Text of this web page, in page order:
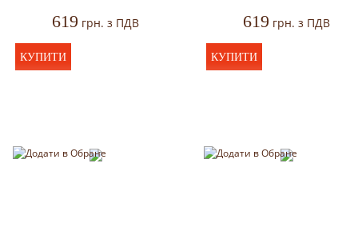
619 грн. з ПДВ
КУПИТИ
619 грн. з ПДВ
КУПИТИ